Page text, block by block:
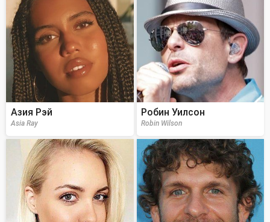
Азия Рэй
Asia Ray
Робин Уилсон
Robin Wilson